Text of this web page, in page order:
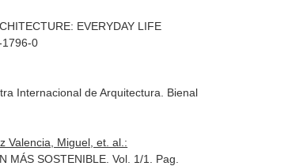
EVERYDAY LIFE
1796-0
Internacional de Arquitectura. Bienal
Valencia, Miguel, et. al.:
MÁS SOSTENIBLE. Vol. 1/1. Pag.